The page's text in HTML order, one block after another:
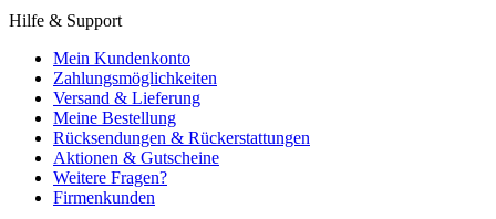
Hilfe & Support
Mein Kundenkonto
Zahlungsmöglichkeiten
Versand & Lieferung
Meine Bestellung
Rücksendungen & Rückerstattungen
Aktionen & Gutscheine
Weitere Fragen?
Firmenkunden